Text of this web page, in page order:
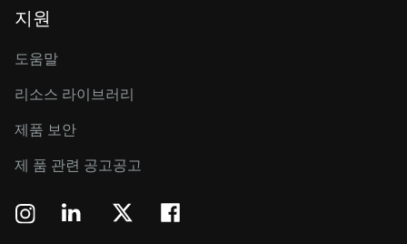
지원
도움말
리소스 라이브러리
제품 보안
제 품 관련 공고공고